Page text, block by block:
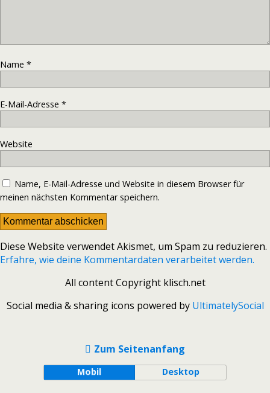
Name *
E-Mail-Adresse *
Website
Name, E-Mail-Adresse und Website in diesem Browser für
meinen nächsten Kommentar speichern.
Diese Website verwendet Akismet, um Spam zu reduzieren.
Erfahre, wie deine Kommentardaten verarbeitet werden.
All content Copyright klisch.net
Social media & sharing icons powered by UltimatelySocial
Zum Seitenanfang
Mobil Desktop